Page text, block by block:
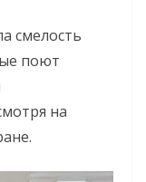
смелость
поют
на